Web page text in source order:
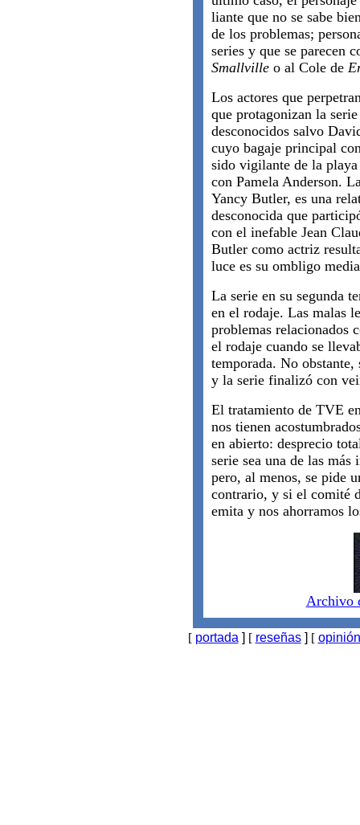
liante que no se sabe
de los problemas;
series y que se parecen
Smallville o al Cole de
Los actores que
que protagonizan la
desconocidos salvo
cuyo bagaje principal
sido vigilante de la
con Pamela Anderson.
Yancy Butler, es una
desconocida que
con el inefable Jean
Butler como actriz
luce es su ombligo
La serie en su segunda
en el rodaje. Las malas
problemas relacionados
el rodaje cuando se
temporada. No obstante,
y la serie finalizó con
El tratamiento de TVE
nos tienen
en abierto: desprecio
serie sea una de las más
pero, al menos, se pide
contrario, y si el comité
emita y nos ahorramos
Archivo
[ portada ] [ reseñas] [ opinión